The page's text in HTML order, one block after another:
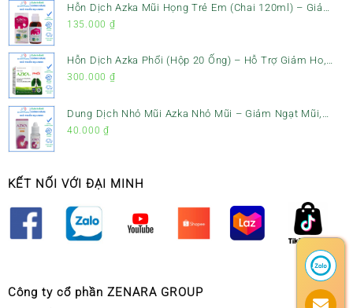
Hỗn Dịch Azka Mũi Họng Trẻ Em (Chai 120ml) – Giảm
Ho, Tiêu Đờm & Đau Rát Họng
135.000 ₫
Hỗn Dịch Azka Phổi (Hộp 20 Ống) – Hỗ Trợ Giảm Ho,
Tiêu Đờm & Bổ Phổi
300.000 ₫
Dung Dịch Nhỏ Mũi Azka Nhỏ Mũi – Giảm Ngạt Mũi,
Sổ Mũi Cho Trẻ Sơ Sinh
40.000 ₫
KẾT NỐI VỚI ĐẠI MINH
Công ty cổ phần ZENARA GROUP